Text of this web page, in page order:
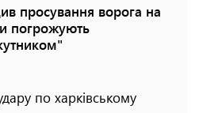
просування ворога на
погрожують
по харківському